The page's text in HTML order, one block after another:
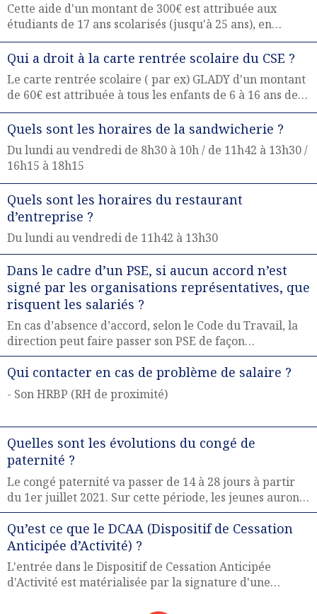
Cette aide d'un montant de 300€ est attribuée aux
étudiants de 17 ans scolarisés (jusqu'à 25 ans), en
études supérieures (après BAC) avec justificatif du
certificat de scolarité, pour les enfants de salariés en
CDI Airbus Atlantic MdB.
Qui a droit à la carte rentrée scolaire du CSE ?
Le carte rentrée scolaire ( par ex) GLADY d'un montant
de 60€ est attribuée à tous les enfants de 6 à 16 ans de
salarié en CDI Airbus Atlantic MdB.
Quels sont les horaires de la sandwicherie ?
Du lundi au vendredi de 8h30 à 10h / de 11h42 à 13h30 /
16h15 à 18h15
Quels sont les horaires du restaurant
d’entreprise ?
Du lundi au vendredi de 11h42 à 13h30
Dans le cadre d’un PSE, si aucun accord n’est
signé par les organisations représentatives, que
risquent les salariés ?
En cas d’absence d’accord, selon le Code du Travail, la
direction peut faire passer son PSE de façon
unilatérale. Cela signifie que l’entreprise a pour seule
contrainte de respecter le cadre de la loi et n’est plus
tenue de respecter ses propositions évoquées lors des
négociations avec les syndicats. Les salariés sont donc
accord.
Qui contacter en cas de problème de salaire ?
- Son HRBP (RH de proximité)
Quelles sont les évolutions du congé de
paternité ?
Le congé paternité va passer de 14 à 28 jours à partir
du 1er juillet 2021. Sur cette période, les jeunes auront
l'obligation de prendre 7 jours et ce, immédiatement
après la naissance de leur enfant.
Qu’est ce que le DCAA (Dispositif de Cessation
Anticipée d’Activité) ?
L'entrée dans le Dispositif de Cessation Anticipée
d'Activité est matérialisée par la signature d'une